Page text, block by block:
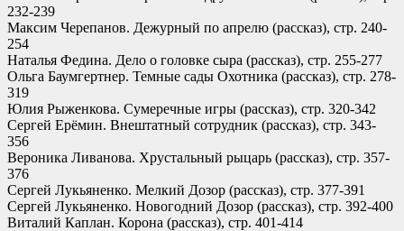
232-239
Максим Черепанов. Дежурный по апрелю (рассказ), стр. 240-
254
Наталья Федина. Дело о головке сыра (рассказ), стр. 255-277
Ольга Баумгертнер. Темные сады Охотника (рассказ), стр. 278-
319
Юлия Рыженкова. Сумеречные игры (рассказ), стр. 320-342
Сергей Ерёмин. Внештатный сотрудник (рассказ), стр. 343-
356
Вероника Ливанова. Хрустальный рыцарь (рассказ), стр. 357-
376
Сергей Лукьяненко. Мелкий Дозор (рассказ), стр. 377-391
Сергей Лукьяненко. Новогодний Дозор (рассказ), стр. 392-400
Виталий Каплан. Корона (рассказ), стр. 401-414